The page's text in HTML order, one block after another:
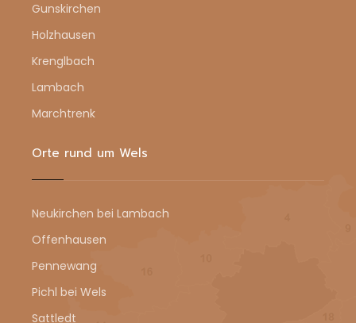
Gunskirchen
Holzhausen
Krenglbach
Lambach
Marchtrenk
Orte rund um Wels
Neukirchen bei Lambach
Offenhausen
Pennewang
Pichl bei Wels
Sattledt